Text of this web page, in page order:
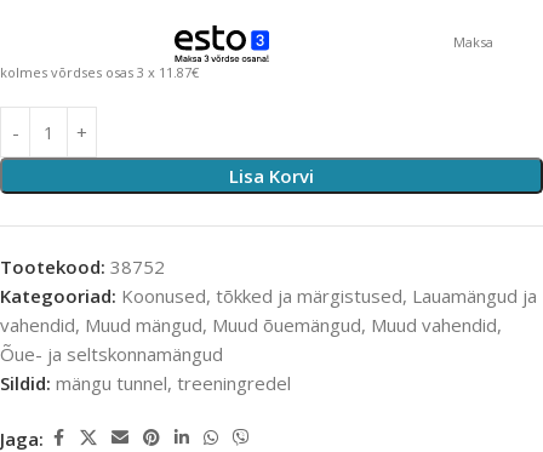
Maksa
kolmes võrdses osas 3 x 11.87€
Lisa Korvi
Tootekood: 38752
Kategooriad: Koonused, tõkked ja märgistused, Lauamängud ja
vahendid, Muud mängud, Muud õuemängud, Muud vahendid,
Õue- ja seltskonnamängud
Sildid: mängu tunnel, treeningredel
Jaga: